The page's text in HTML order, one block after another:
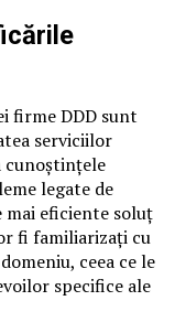
firme DDD sunt
serviciilor
cunoștințele
legate de
mai eficiente soluț
fi familiarizați cu
ceea ce le
specifice ale